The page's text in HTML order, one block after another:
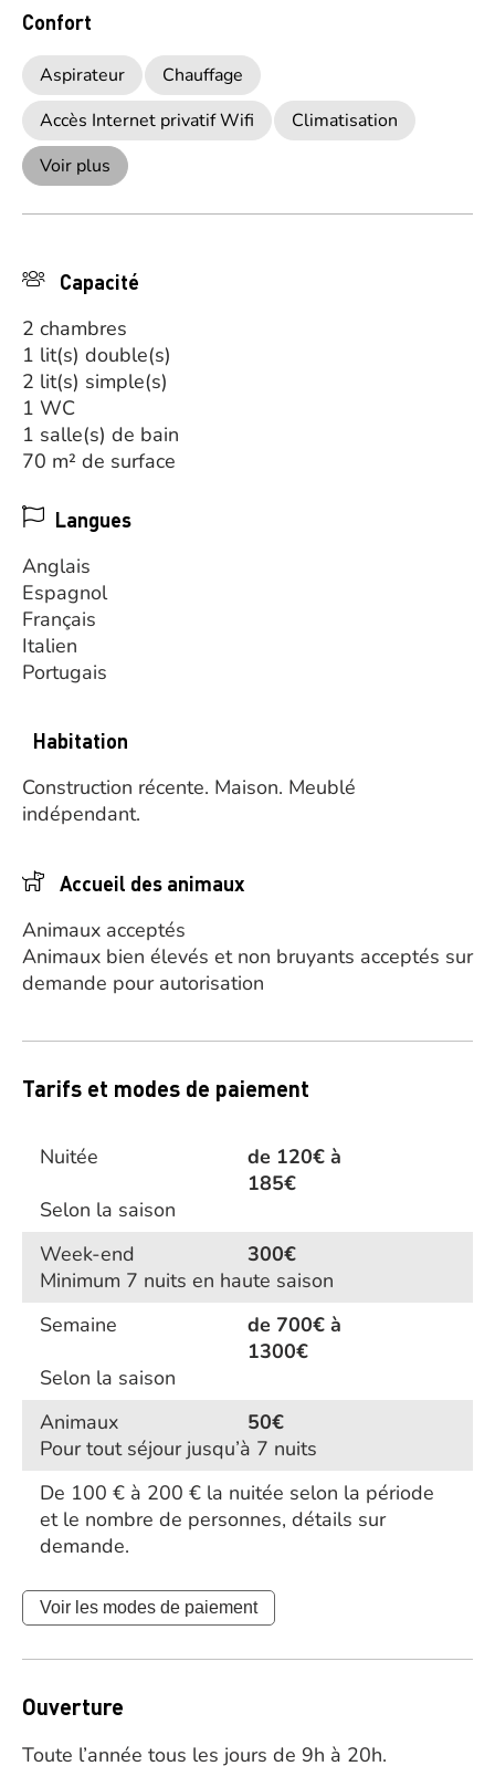
Confort
Aspirateur
Chauffage
Accès Internet privatif Wifi
Climatisation
Voir plus
Capacité
2 chambres
1 lit(s) double(s)
2 lit(s) simple(s)
1 WC
1 salle(s) de bain
70 m² de surface
Langues
Anglais
Espagnol
Français
Italien
Portugais
Habitation
Construction récente. Maison. Meublé
indépendant.
Accueil des animaux
Animaux acceptés
Animaux bien élevés et non bruyants acceptés sur
demande pour autorisation
Tarifs et modes de paiement
Nuitée
de 120€ à
185€
Selon la saison
Week-end
300€
Minimum 7 nuits en haute saison
Semaine
de 700€ à
1300€
Selon la saison
Animaux
50€
Pour tout séjour jusqu’à 7 nuits
De 100 € à 200 € la nuitée selon la période
et le nombre de personnes, détails sur
demande.
Voir les modes de paiement
Ouverture
Toute l’année tous les jours de 9h à 20h.